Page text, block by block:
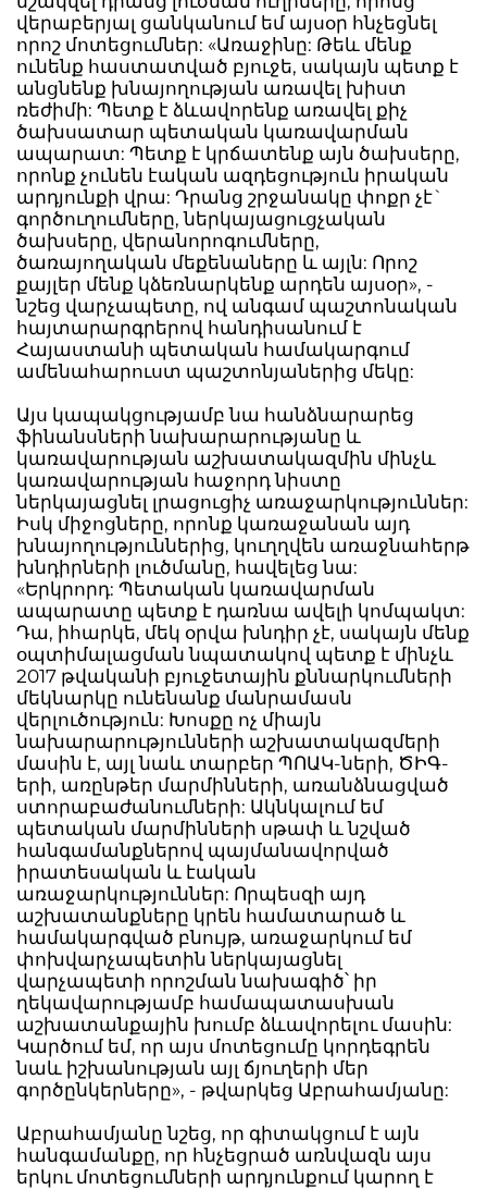
վերաբերյալ ցանկանում եմ այսօր հնչեցնել
որոշ մոտեցումներ: «Առաջինը: Թեև մենք
ունենք հաստատված բյուջե, սակայն պետք է
անցնենք խնայողության առավել խիստ
ռեժիմի: Պետք է ձևավորենք առավել քիչ
ծախսատար պետական կառավարման
ապարատ: Պետք է կրճատենք այն ծախսերը,
որոնք չունեն էական ազդեցություն իրական
արդյունքի վրա: Դրանց շրջանակը փոքր չէ`
գործուղումները, ներկայացուցչական
ծախսերը, վերանորոգումները,
ծառայողական մեքենաները և այլն: Որոշ
քայլեր մենք կձեռնարկենք արդեն այսօր», -
նշեց վարչապետը, ով անգամ պաշտոնական
հայտարարգրերով հանդիսանում է
Հայաստանի պետական համակարգում
ամենահարուստ պաշտոնյաներից մեկը:
Այս կապակցությամբ նա հանձնարարեց
ֆինանսների նախարարությանը և
կառավարության աշխատակազմին մինչև
կառավարության հաջորդ նիստը
ներկայացնել լրացուցիչ առաջարկություններ:
Իսկ միջոցները, որոնք կառաջանան այդ
խնայողություններից, կուղղվեն առաջնահերթ
խնդիրների լուծմանը, հավելեց նա:
«Երկրորդ: Պետական կառավարման
ապարատը պետք է դառնա ավելի կոմպակտ:
Դա, իհարկե, մեկ օրվա խնդիր չէ, սակայն մենք
օպտիմալացման նպատակով պետք է մինչև
2017 թվականի բյուջետային քննարկումների
մեկնարկը ունենանք մանրամասն
վերլուծություն: Խոսքը ոչ միայն
նախարարությունների աշխատակազմերի
մասին է, այլ նաև տարբեր ՊՈԱԿ-ների, ԾԻԳ-
երի, առընթեր մարմինների, առանձնացված
ստորաբաժանումների: Ակնկալում եմ
պետական մարմինների սթափ և նշված
հանգամանքներով պայմանավորված
իրատեսական և էական
առաջարկություններ: Որպեսզի այդ
աշխատանքները կրեն համատարած և
համակարգված բնույթ, առաջարկում եմ
փոխվարչապետին ներկայացնել
վարչապետի որոշման նախագիծ՝ իր
ղեկավարությամբ համապատասխան
աշխատանքային խումբ ձևավորելու մասին:
Կարծում եմ, որ այս մոտեցումը կորդեգրեն
նաև իշխանության այլ ճյուղերի մեր
գործընկերները», - թվարկեց Աբրահամյանը:
Աբրահամյանը նշեց, որ գիտակցում է այն
հանգամանքը, որ հնչեցրած առնվազն այս
երկու մոտեցումների արդյունքում կարող է